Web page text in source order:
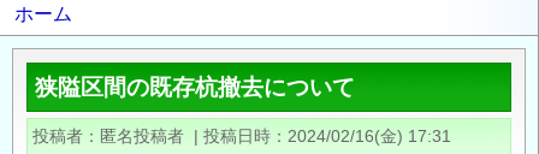
移
パ
ン
く
ず
ホーム
狭隘区間の既存杭撤去について
投稿者 匿名投稿者 | 投稿日時
2024/02/16(金) 17:31